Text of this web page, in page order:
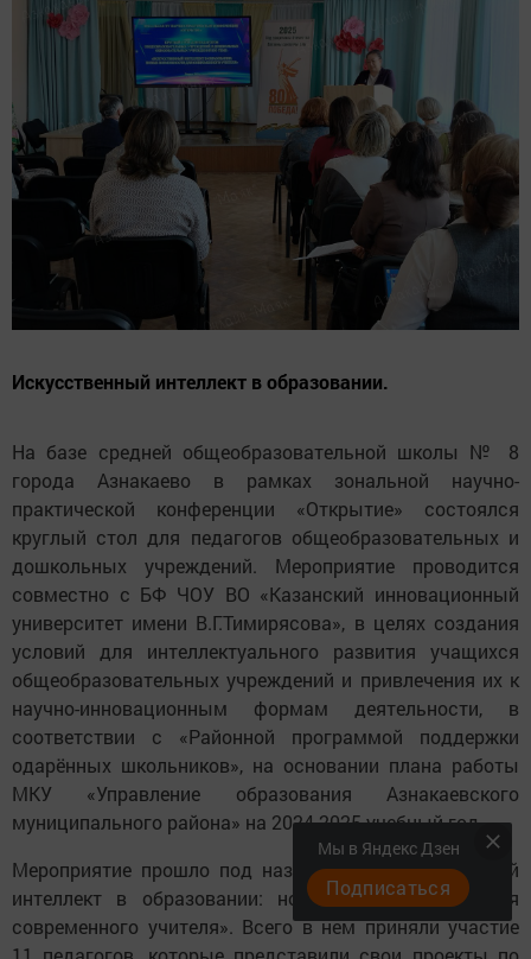
Искусственный интеллект в образовании.
На базе средней общеобразовательной школы № 8
города Азнакаево в рамках зональной научно-
практической конференции «Открытие» состоялся
круглый стол для педагогов общеобразовательных и
дошкольных учреждений. Мероприятие проводится
совместно с БФ ЧОУ ВО «Казанский инновационный
университет имени В.Г.Тимирясова», в целях создания
условий для интеллектуального развития учащихся
общеобразовательных учреждений и привлечения их к
научно-инновационным формам деятельности, в
соответствии с «Районной программой поддержки
одарённых школьников», на основании плана работы
МКУ «Управление образования Азнакаевского
муниципального района» на 2024-2025 учебный год.
Мероприятие прошло под названием «Искусственный
интеллект в образовании: новые возможности для
современного учителя». Всего в нем приняли участие
Мы в Яндекс Дзен
Подписаться